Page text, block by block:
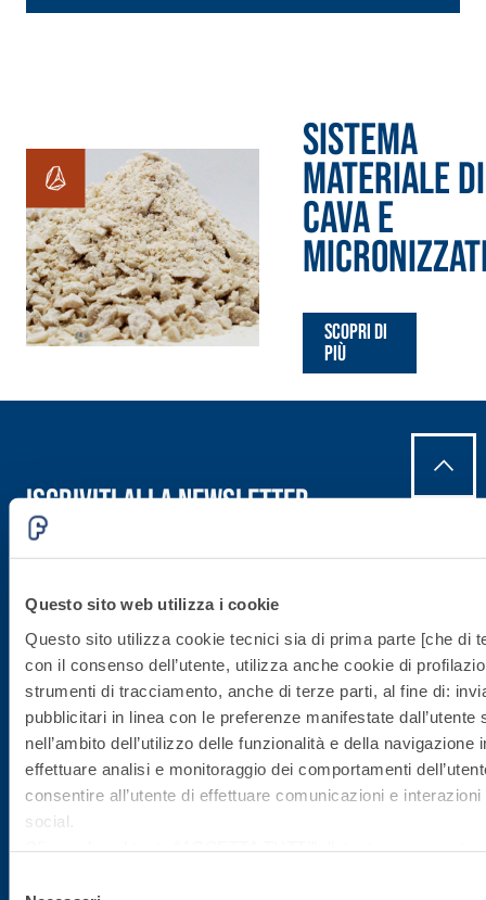
Questo sito web utilizza i cookie
Questo sito utilizza cookie tecnici sia di prima parte [che di
con il consenso dell’utente, utilizza anche cookie di
strumenti di tracciamento, anche di terze parti, al fine di:
pubblicitari in linea con le preferenze manifestate dall’utente
nell’ambito dell’utilizzo delle funzionalità e della navigazione
effettuare analisi e monitoraggio dei comportamenti
consentire all’utente di effettuare comunicazioni e
social.
Sistema
MATERIALE DI
CAVA E
Scopri di
più
Iscriviti alla newsletter
Rimani aggiornato con le ultime novità di Fassa Bortolo
Sede direzionale
Fassa S.r.l.
via Lazzaris, 3